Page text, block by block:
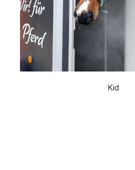
Kid